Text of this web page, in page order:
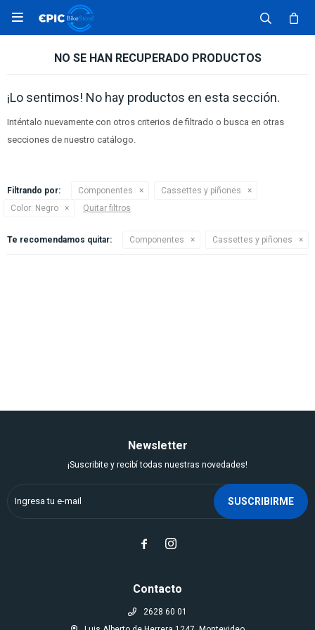

NO SE HAN RECUPERADO PRODUCTOS
¡Lo sentimos! No hay productos en esta sección.
Inténtalo nuevamente con otros criterios de filtrado o busca en otras
secciones de nuestro catálogo.
Filtrando por: Componentes
Cassettes y piñones
Color: Negro Quitar filtros
Te recomendamos quitar: Componentes Cassettes y piñones
Contacto
2628 60 01
Newsletter
¡Suscribite y recibí todas nuestras novedades!
SUSCRIBIRME
 